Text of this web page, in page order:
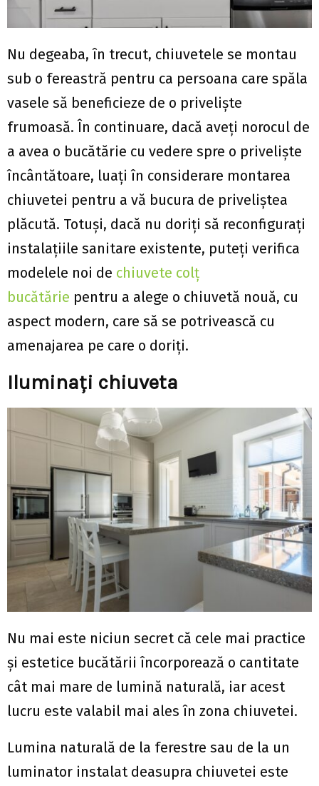
Nu degeaba, în trecut, chiuvetele se montau
sub o fereastră pentru ca persoana care spăla
vasele să beneficieze de o priveliște
frumoasă. În continuare, dacă aveți norocul de
a avea o bucătărie cu vedere spre o priveliște
încântătoare, luați în considerare montarea
chiuvetei pentru a vă bucura de priveliștea
plăcută. Totuși, dacă nu doriți să reconfigurați
instalațiile sanitare existente, puteți verifica
modelele noi de chiuvete colț
bucătărie pentru a alege o chiuvetă nouă, cu
aspect modern, care să se potrivească cu
amenajarea pe care o doriți.
Iluminați chiuveta
Nu mai este niciun secret că cele mai practice
și estetice bucătării încorporează o cantitate
cât mai mare de lumină naturală, iar acest
lucru este valabil mai ales în zona chiuvetei.
Lumina naturală de la ferestre sau de la un
luminator instalat deasupra chiuvetei este